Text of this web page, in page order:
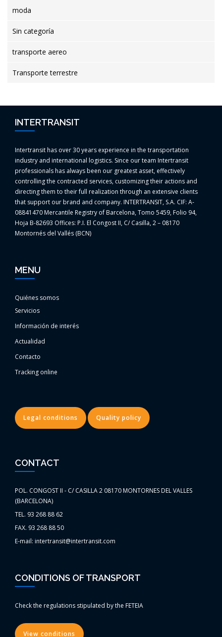
moda
Sin categoría
transporte aereo
Transporte terrestre
INTERTRANSIT
Intertransit has over 30 years experience in the transportation
industry and international logistics. Since our team Intertransit
professionals has always been our greatest asset, effectively
controlling the contracted services, customizing their actions and
directing them to their full realization through an extensive clients
that support our brand and company. INTERTRANSIT, S.A. CIF: A-
08841470 Mercantile Registry of Barcelona, Tomo 5459, Folio 94,
Hoja B-82693 Offices: P.I. El Congost II, C/ Casilla, 2 – 08170
Montornés del Vallés (BCN)
MENU
Quiénes somos
Servicios
Información de interés
Actualidad
Contacto
Tracking online
Legal conditions Quality policy
CONTACT
POL. CONGOST II - C/ CASILLA 2 08170 MONTORNES DEL VALLES
(BARCELONA)
TEL. 93 268 88 62
FAX. 93 268 88 50
E-mail: intertransit@intertransit.com
CONDITIONS OF TRANSPORT
Check the regulations stipulated by the FETEIA
View conditions